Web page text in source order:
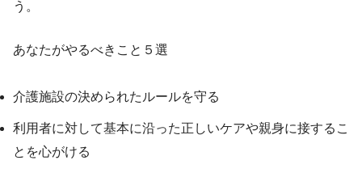
う。
あなたがやるべきこと５選
介護施設の決められたルールを守る
利用者に対して基本に沿った正しいケアや親身に接するこ
とを心がける